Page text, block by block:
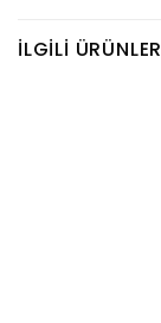
İLGILI ÜRÜNLER